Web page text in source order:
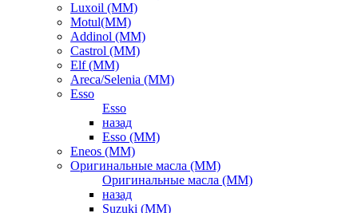
Luxoil (ММ)
Motul(ММ)
Addinol (ММ)
Castrol (ММ)
Elf (ММ)
Areca/Selenia (ММ)
Esso
Esso
назад
Esso (ММ)
Eneos (ММ)
Оригинальные масла (ММ)
Оригинальные масла (ММ)
назад
Suzuki (ММ)